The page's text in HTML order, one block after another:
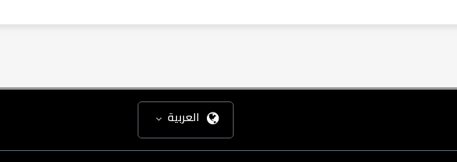
العربية